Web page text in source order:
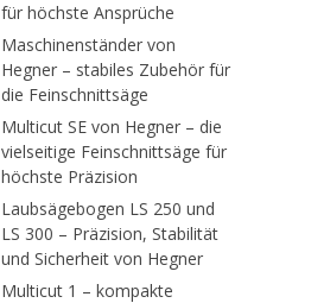
für höchste Ansprüche
Maschinenständer von
Hegner – stabiles Zubehör für
die Feinschnittsäge
Multicut SE von Hegner – die
vielseitige Feinschnittsäge für
höchste Präzision
Laubsägebogen LS 250 und
LS 300 – Präzision, Stabilität
und Sicherheit von Hegner
Multicut 1 – kompakte